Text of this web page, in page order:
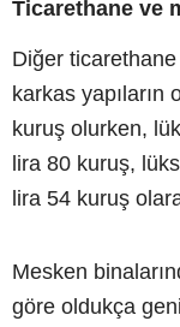
Ticarethane ve
Diğer
karkas
kuruş olurken,
lira 80 kuruş,
lira 54 kuruş
Mesken
göre oldukça